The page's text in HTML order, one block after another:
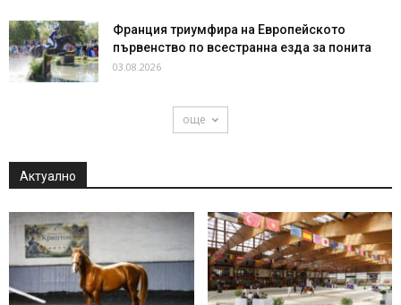
Франция триумфира на Европейското
първенство по всестранна езда за понита
03.08.2026
още
Актуално